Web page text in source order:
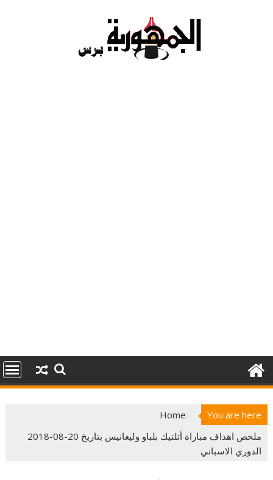
You are here
Home
ملخص اهداف مباراة أتلتيك بلباو وليغانيس بتاريخ 20-08-2018
الدوري الاسباني